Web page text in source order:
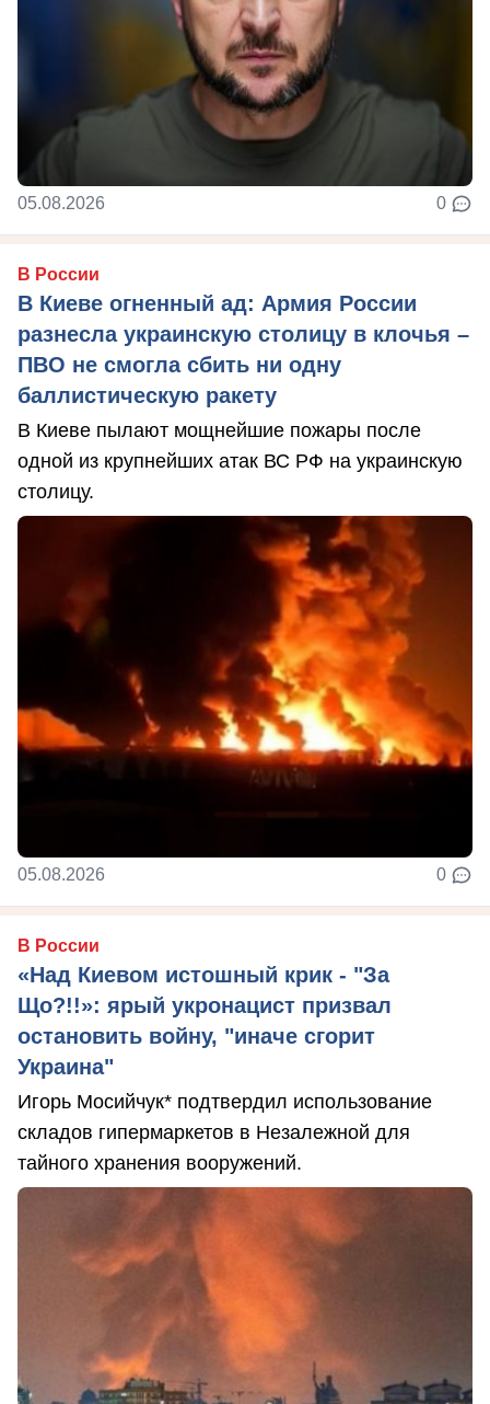
05.08.2026 0
В России
В Киеве огненный ад: Армия России
разнесла украинскую столицу в клочья –
ПВО не смогла сбить ни одну
баллистическую ракету
В Киеве пылают мощнейшие пожары после
одной из крупнейших атак ВС РФ на украинскую
столицу.
05.08.2026 0
В России
«Над Киевом истошный крик - "За
Що?!!»: ярый укронацист призвал
остановить войну, "иначе сгорит
Украина"
Игорь Мосийчук* подтвердил использование
складов гипермаркетов в Незалежной для
тайного хранения вооружений.